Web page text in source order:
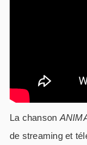
La chanson
de streaming et